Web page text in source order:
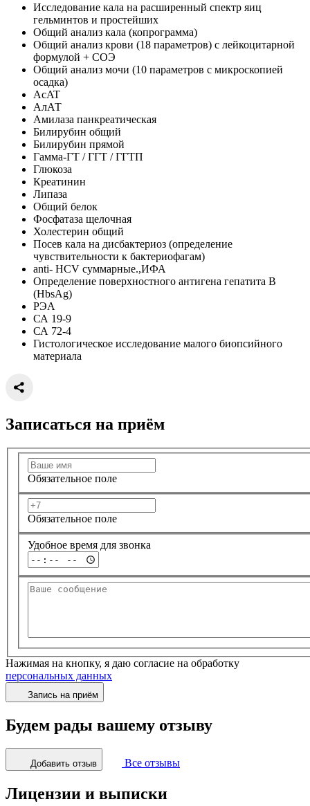
Исследование кала на расширенный спектр яиц
гельминтов и простейших
Общий анализ кала (копрограмма)
Общий анализ крови (18 параметров) с лейкоцитарной
формулой + СОЭ
Общий анализ мочи (10 параметров с микроскопией
осадка)
AcAT
АлАТ
Амилаза панкреатическая
Билирубин общий
Билирубин прямой
Гамма-ГТ / ГГТ / ГГТП
Глюкоза
Креатинин
Липаза
Общий белок
Фосфатаза щелочная
Холестерин общий
Посев кала на дисбактериоз (определение
чувствительности к бактериофагам)
anti- НСV суммарные.,ИФА
Определение поверхностного антигена гепатита В
(HbsAg)
РЭА
СА 19-9
СА 72-4
Гистологическое исследование малого биопсийного
материала
Записаться на приём
Обязательное поле
Обязательное поле
Удобное время для звонка
Нажимая на кнопку, я даю согласие на обработку
персональных данных
Запись на приём
Будем рады вашему отзыву
Добавить отзыв Все отзывы
Лицензии и выписки